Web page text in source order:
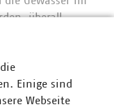
überall
und Schäden
30 Millionen
Einige sind
Webseite